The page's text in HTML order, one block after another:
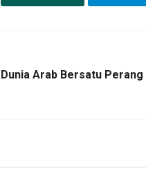
Arab Bersatu Perang